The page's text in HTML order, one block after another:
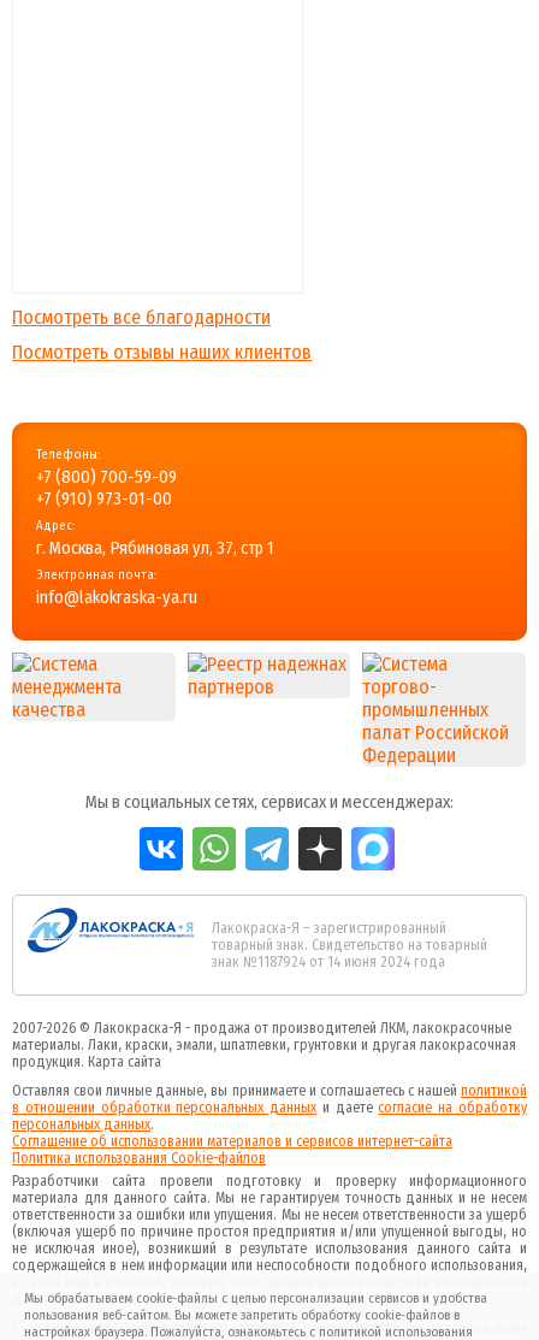
Посмотреть все благодарности
Посмотреть отзывы наших клиентов
Телефоны:
+7 (800) 700-59-09
+7 (910) 973-01-00
Адрес:
г. Москва, Рябиновая ул, 37, стр 1
Электронная почта:
info@lakokraska-ya.ru
Мы в социальных сетях, сервисах и мессенджерах:
Лакокраска-Я – зарегистрированный
товарный знак. Свидетельство на товарный
знак №1187924 от 14 июня 2024 года
2007-2026 © Лакокраска-Я - продажа от производителей ЛКМ, лакокрасочные
материалы. Лаки, краски, эмали, шпатлевки, грунтовки и другая лакокрасочная
продукция. Карта сайта
Оставляя свои личные данные, вы принимаете и соглашаетесь с нашей политикой
в отношении обработки персональных данных и даетеcогласие на обработку
персональных данных.
Соглашение об использовании материалов и сервисов интернет-сайта
Политика использования Cookie-файлов
Разработчики сайта провели подготовку и проверку информационного
материала для данного сайта. Мы не гарантируем точность данных и не несем
ответственности за ошибки или упущения. Мы не несем ответственности за ущерб
(включая ущерб по причине простоя предприятия и/или упущенной выгоды, но
не исключая иное), возникший в результате использования данного сайта и
содержащейся в нем информации или неспособности подобного использования,
данного сайта и данной информации.
* - данное изображение является картинкой декоративного смысла, продукция
Мы обрабатываем cookie-файлы с целью персонализации сервисов и удобства
пользования веб-сайтом. Вы можете запретить обработку cookie-файлов в
настройках браузера. Пожалуйста, ознакомьтесь с политикой использования